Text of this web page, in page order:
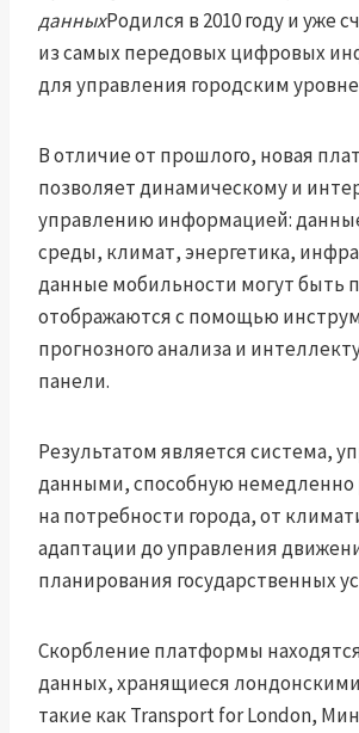
данныхРодился в 2010 году и уже
из самых передовых цифровых
для управления городским
В отличие от прошлого, новая
позволяет динамическому и
управлению информацией:
среды, климат, энергетика,
данные мобильности могут быть
отображаются с помощью
прогнозного анализа и
панели.
Результатом является система,
данными, способную немедленно
на потребности города, от
адаптации до управления
планирования государственных
Скорбление платформы
данных, хранящиеся
такие как Transport for London,